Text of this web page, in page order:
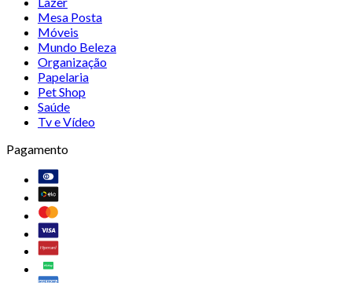
Mesa Posta
Móveis
Mundo Beleza
Organização
Papelaria
Pet Shop
Saúde
Tv e Vídeo
Pagamento